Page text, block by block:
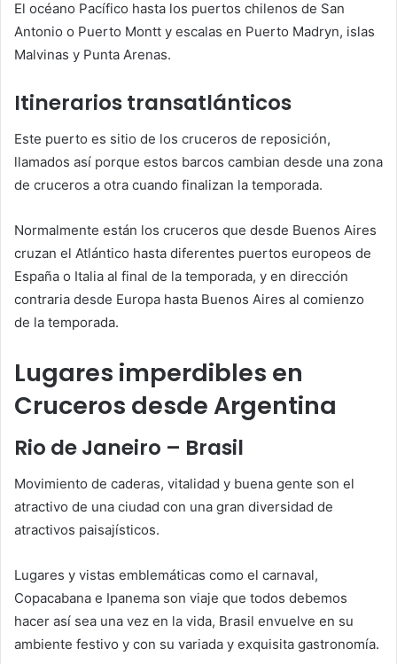
El océano Pacífico hasta los puertos chilenos de San
Antonio o Puerto Montt y escalas en Puerto Madryn, islas
Malvinas y Punta Arenas.
Itinerarios transatlánticos
Este puerto es sitio de los cruceros de reposición,
llamados así porque estos barcos cambian desde una zona
de cruceros a otra cuando finalizan la temporada.
Normalmente están los cruceros que desde Buenos Aires
cruzan el Atlántico hasta diferentes puertos europeos de
España o Italia al final de la temporada, y en dirección
contraria desde Europa hasta Buenos Aires al comienzo
de la temporada.
Lugares imperdibles en
Cruceros desde Argentina
Rio de Janeiro – Brasil
Movimiento de caderas, vitalidad y buena gente son el
atractivo de una ciudad con una gran diversidad de
atractivos paisajísticos.
Lugares y vistas emblemáticas como el carnaval,
Copacabana e Ipanema son viaje que todos debemos
hacer así sea una vez en la vida, Brasil envuelve en su
ambiente festivo y con su variada y exquisita gastronomía.